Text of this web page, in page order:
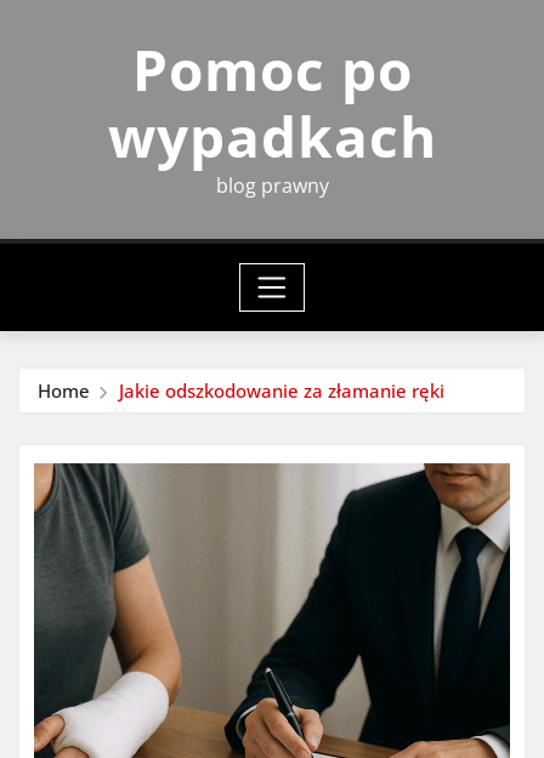
Pomoc po
wypadkach
blog prawny
Home Jakie odszkodowanie za złamanie ręki